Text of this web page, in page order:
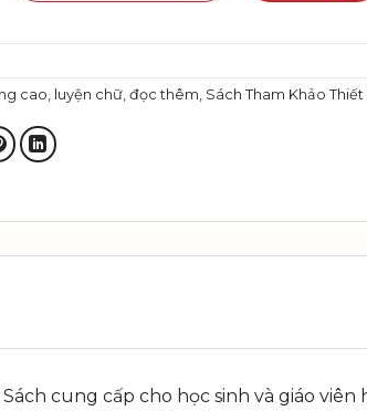
cao, luyện chữ, đọc thêm Sách Tham Khảo Thiết
cung cấp cho học sinh và giáo